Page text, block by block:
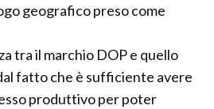
geografico preso come
tra il marchio DOP e quello
fatto che è sufficiente avere
produttivo per poter